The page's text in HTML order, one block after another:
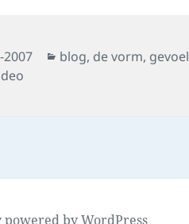
2007 Categories
blog, de vorm, gevoel
powered by WordPress